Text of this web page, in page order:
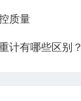
质量
计有哪些区别？